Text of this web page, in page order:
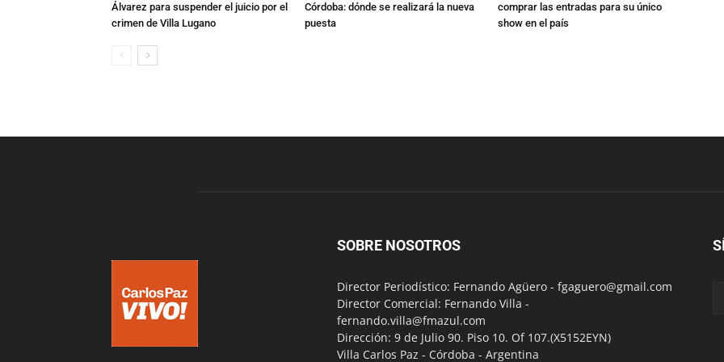
Álvarez para suspender el juicio por el
crimen de Villa Lugano
Córdoba: dónde se realizará la nueva
puesta
comprar las entradas para su único
show en el país
SOBRE NOSOTROS
Director Periodístico: Fernando Agüero - fgaguero@gmail.com
Director Comercial: Fernando Villa -
fernando.villa@fmazul.com
Dirección: 9 de Julio 90. Piso 10. Of 107.(X5152EYN)
Villa Carlos Paz - Córdoba - Argentina